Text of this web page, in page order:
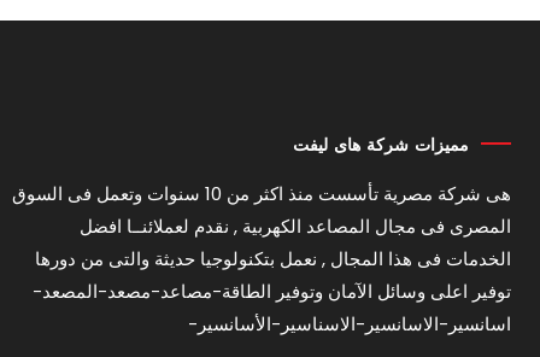
مميزات شركة هاى ليفت
هى شركة مصرية تأسست منذ اكثر من 10 سنوات وتعمل فى السوق
المصرى فى مجال المصاعد الكهربية , نقدم لعملائنــا افضل
الخدمات فى هذا المجال , نعمل بتكنولوجيا حديثة والتى من دورها
توفير اعلى وسائل الآمان وتوفير الطاقة-مصاعد-مصعد-المصعد-
اسانسير-الاسانسير-الاسناسير-الأسانسير-